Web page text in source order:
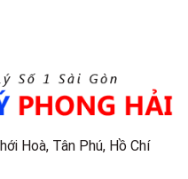
Hoà, Tân Phú, Hồ Chí